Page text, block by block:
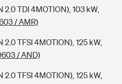
2.0 TDI 4MOTION), 103 kW,
/ AMR)
TFSI 4MOTION), 125 kW,
/ AND)
TFSI 4MOTION), 125 kW,